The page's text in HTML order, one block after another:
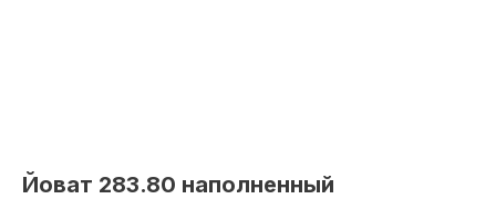
Йоват 283.80 наполненный